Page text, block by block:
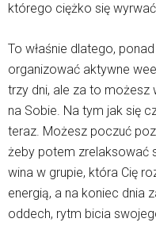
którego ciężko się
To właśnie dlatego,
organizować aktywne
trzy dni, ale za to możesz
na Sobie. Na tym jak się
teraz. Możesz poczuć
żeby potem zrelaksować
wina w grupie, która Cię
energią, a na koniec dnia
oddech, rytm bicia